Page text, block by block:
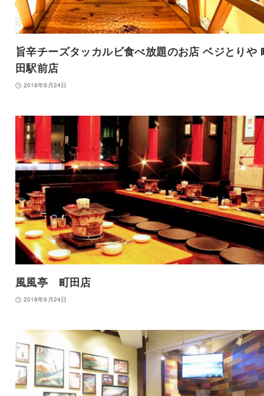
旨辛チーズタッカルビ食べ放題のお店 ベジとりや
田駅前店
2018年9月24日
風風亭 町田店
2018年9月24日